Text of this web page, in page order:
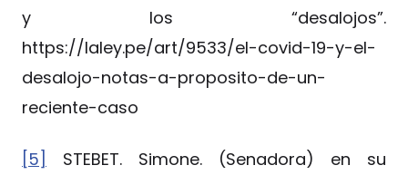
y los “desalojos”.
https://laley.pe/art/9533/el-covid-19-y-el-
desalojo-notas-a-proposito-de-un-
reciente-caso
[5]
STEBET. Simone. (Senadora) en su